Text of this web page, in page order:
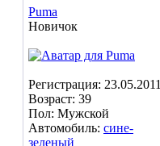
Puma
Новичок
Регистрация: 23.05.2011
Возраст: 39
Пол: Мужской
Автомобиль: сине-
зеленый